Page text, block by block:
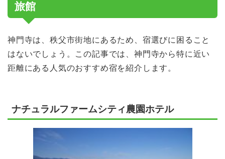
旅館
神門寺は、秩父市街地にあるため、宿選びに困ること
はないでしょう。この記事では、神門寺から特に近い
距離にある人気のおすすめ宿を紹介します。
ナチュラルファームシティ農園ホテル